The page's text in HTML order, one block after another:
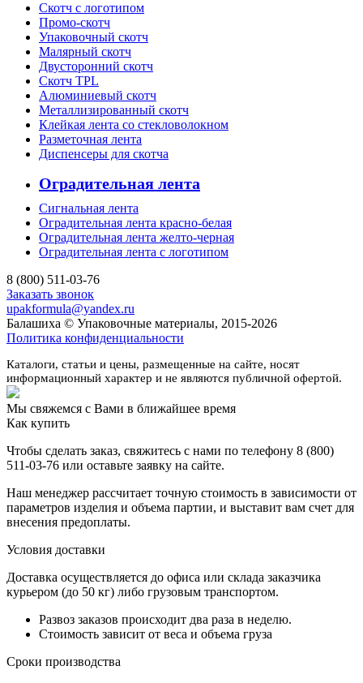
Скотч с логотипом
Промо-скотч
Упаковочный скотч
Малярный скотч
Двусторонний скотч
Скотч TPL
Алюминиевый скотч
Металлизированный скотч
Клейкая лента со стекловолокном
Разметочная лента
Диспенсеры для скотча
Оградительная лента
Сигнальная лента
Оградительная лента красно-белая
Оградительная лента желто-черная
Оградительная лента с логотипом
8 (800) 511-03-76
Заказать звонок
upakformula@yandex.ru
Балашиха © Упаковочные материалы, 2015-2026
Политика конфиденциальности
Каталоги, статьи и цены, размещенные на сайте, носят
информационный характер и не являются публичной офертой.
Мы свяжемся с Вами в ближайшее время
Как купить
Чтобы сделать заказ, свяжитесь с нами по телефону 8 (800)
511-03-76 или оставьте заявку на сайте.
Наш менеджер рассчитает точную стоимость в зависимости от
параметров изделия и объема партии, и выставит вам счет для
внесения предоплаты.
Условия доставки
Доставка осуществляется до офиса или склада заказчика
курьером (до 50 кг) либо грузовым транспортом.
Развоз заказов происходит два раза в неделю.
Стоимость зависит от веса и объема груза
Сроки производства